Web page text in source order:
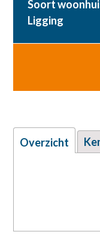
Soort
Ligging
Overzicht